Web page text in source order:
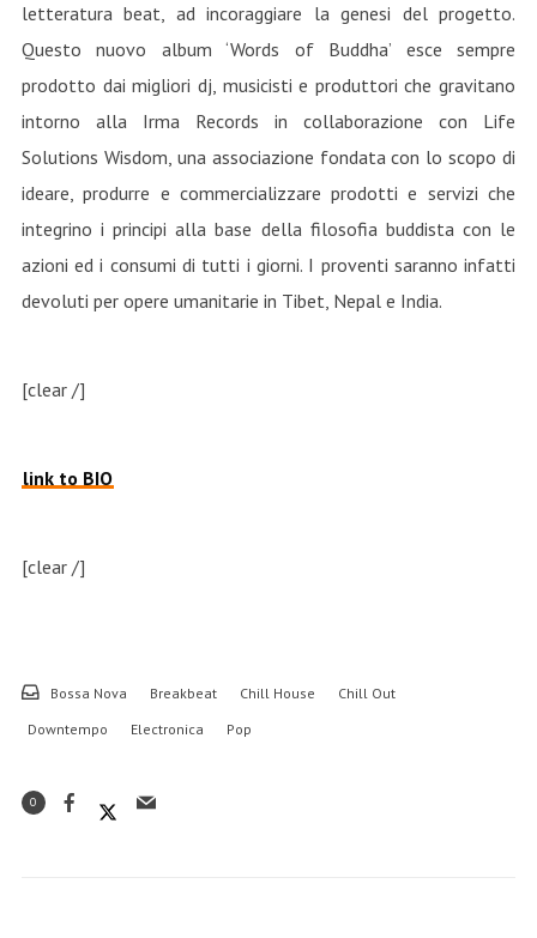
letteratura beat, ad incoraggiare la genesi del progetto.
Questo nuovo album ‘Words of Buddha’ esce sempre
prodotto dai migliori dj, musicisti e produttori che gravitano
intorno alla Irma Records in collaborazione con Life
Solutions Wisdom, una associazione fondata con lo scopo di
ideare, produrre e commercializzare prodotti e servizi che
integrino i principi alla base della filosofia buddista con le
azioni ed i consumi di tutti i giorni. I proventi saranno infatti
devoluti per opere umanitarie in Tibet, Nepal e India.
[clear /]
link to BIO
[clear /]
Bossa Nova Breakbeat Chill House
Chill Out
Downtempo
Electronica Pop
0